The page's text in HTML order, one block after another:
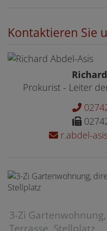
Kontaktieren Sie
Prokurist - Leiter
r.abdel-
3-Zi
Terrasse, Stellplatz